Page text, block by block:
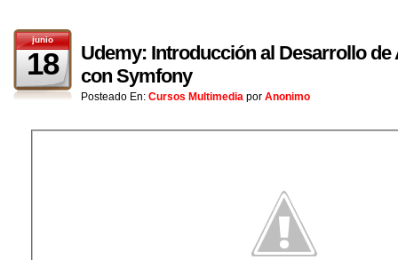
junio
18
Udemy: Introducción al Desarrollo de
con Symfony
Posteado En: Cursos Multimedia por Anonimo